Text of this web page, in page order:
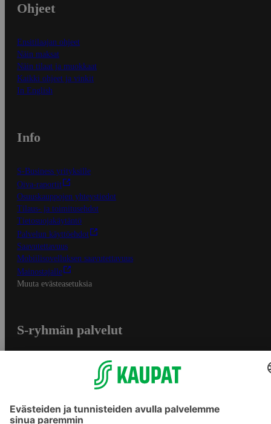
Ohjeet
Ensitilaajan ohjeet
Näin maksat
Näin tilaat ja muokkaat
Kaikki ohjeet ja vinkit
In English
Info
S-Business yrityksille
Oiva-raportit
Osuuskauppojen yhteystiedot
Tilaus- ja toimitusehdot
Tietosuojakäytäntö
Palvelun käyttöehdot
Saavutettavuus
Mobiilisovelluksen saavutettavuus
Mainostajalle
Muuta evästeasetuksia
S-ryhmän palvelut
Yhteishyvä Ruoka -sovellus
S-ostoslista -sovellus
Prisma.fi